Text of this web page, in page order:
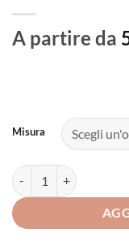
A partire da
Misura
Tubertini Ancorette